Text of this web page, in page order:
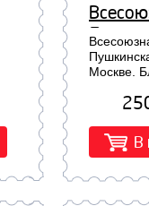
тип II.
Москве.
В